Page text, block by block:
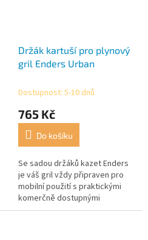
Držák kartuší pro plynový
gril Enders Urban
Dostupnost: 5-10 dnů
765 Kč
Do košíku
Se sadou držáků kazet Enders
je váš gril vždy připraven pro
mobilní použití s ​​praktickými
komerčně dostupnými
šroubovacími plynovými